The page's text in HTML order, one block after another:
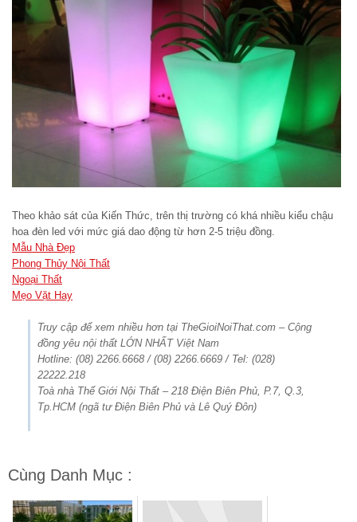
Theo khảo sát của Kiến Thức, trên thị trường có khá nhiều kiểu chậu
hoa đèn led với mức giá dao động từ hơn 2-5 triệu đồng.
Mẫu Nhà Đẹp
Phong Thủy Nội Thất
Ngoại Thất
Mẹo Vặt Hay
Truy cập để xem nhiều hơn tại TheGioiNoiThat.com – Cộng
đồng yêu nội thất LỚN NHẤT Việt Nam
Hotline: (08) 2266.6668 / (08) 2266.6669 / Tel: (028)
22222.218
Toà nhà Thế Giới Nội Thất – 218 Điện Biên Phủ, P.7, Q.3,
Tp.HCM (ngã tư Điện Biên Phủ và Lê Quý Đôn)
Cùng Danh Mục :